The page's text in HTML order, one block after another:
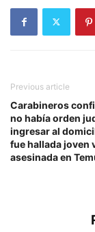
Previous article
Carabineros
no había orden
ingresar al
fue hallada joven
asesinada en